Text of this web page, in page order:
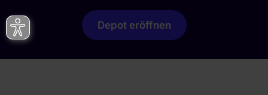
Depot eröffnen